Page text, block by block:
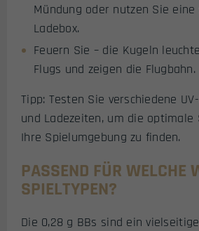
Mündung oder nutzen Sie
Ladebox.
Feuern Sie – die Kugeln
Flugs und zeigen die Flugbahn.
Tipp: Testen Sie verschiedene
und Ladezeiten, um die
Ihre Spielumgebung zu finden.
PASSEND FÜR WELCHE
SPIELTYPEN?
Die 0,28 g BBs sind ein